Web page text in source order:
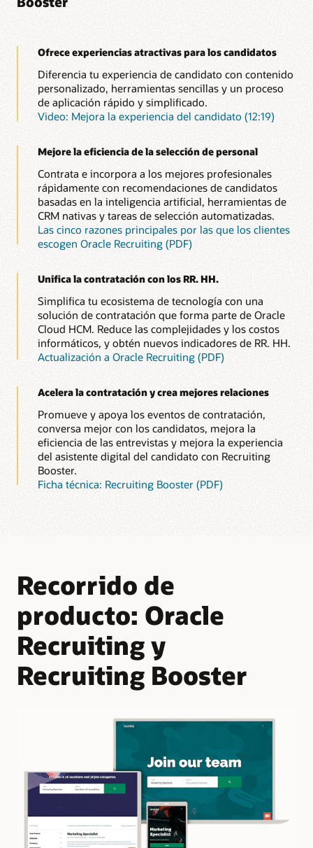
Ofrece experiencias atractivas para los candidatos
Diferencia tu experiencia de candidato con contenido
personalizado, herramientas sencillas y un proceso
de aplicación rápido y simplificado.
Video: Mejora la experiencia del candidato (12:19)
Mejore la eficiencia de la selección de personal
Contrata e incorpora a los mejores profesionales
rápidamente con recomendaciones de candidatos
basadas en la inteligencia artificial, herramientas de
CRM nativas y tareas de selección automatizadas.
Las cinco razones principales por las que los clientes
escogen Oracle Recruiting (PDF)
Unifica la contratación con los RR. HH.
Simplifica tu ecosistema de tecnología con una
solución de contratación que forma parte de Oracle
Cloud HCM. Reduce las complejidades y los costos
informáticos, y obtén nuevos indicadores de RR. HH.
Actualización a Oracle Recruiting (PDF)
Acelera la contratación y crea mejores relaciones
Promueve y apoya los eventos de contratación,
conversa mejor con los candidatos, mejora la
eficiencia de las entrevistas y mejora la experiencia
del asistente digital del candidato con Recruiting
Booster.
Ficha técnica: Recruiting Booster (PDF)
Recorrido de
producto: Oracle
Recruiting y
Recruiting Booster